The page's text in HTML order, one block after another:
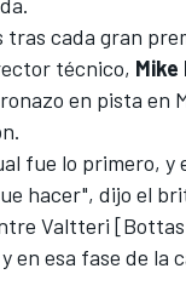
tras cada gran
técnico, Mike
en pista en
fue lo primero, y
hacer", dijo el
Valtteri
en esa fase de